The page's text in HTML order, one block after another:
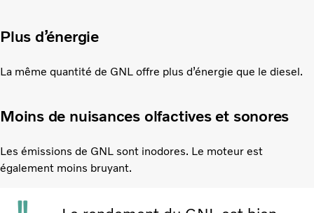
Plus d’énergie
La même quantité de GNL offre plus d’énergie que le diesel.
Moins de nuisances olfactives et sonores
Les émissions de GNL sont inodores. Le moteur est
également moins bruyant.